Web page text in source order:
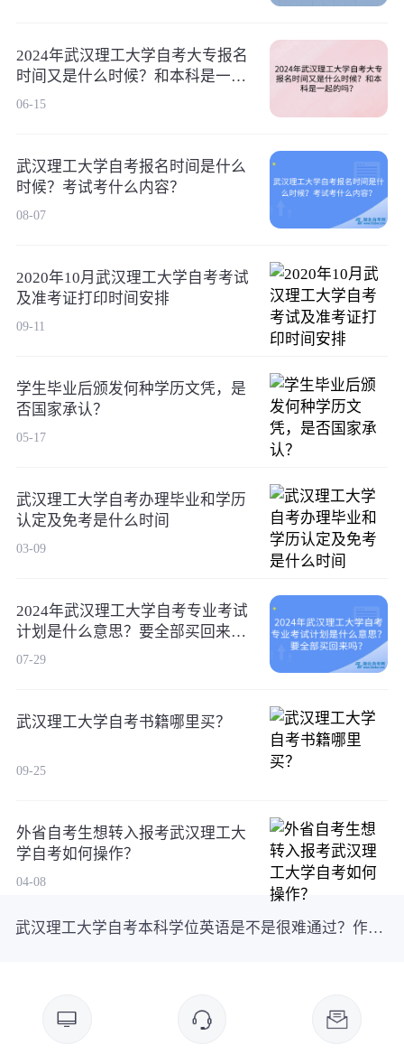
2024年武汉理工大学自考大专报名
时间又是什么时候？和本科是一起
的吗？
06-15
武汉理工大学自考报名时间是什么
时候？考试考什么内容？
08-07
2020年10月武汉理工大学自考考试
及准考证打印时间安排
09-11
学生毕业后颁发何种学历文凭，是
否国家承认？
05-17
武汉理工大学自考办理毕业和学历
认定及免考是什么时间
03-09
2024年武汉理工大学自考专业考试
计划是什么意思？要全部买回来
吗？
07-29
武汉理工大学自考书籍哪里买？
09-25
外省自考生想转入报考武汉理工大
学自考如何操作？
04-08
武汉理工大学自考本科学位英语是不是很难通过？作弊被抓到了会怎样？